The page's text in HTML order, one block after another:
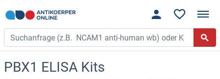
PBX1 ELISA Kits